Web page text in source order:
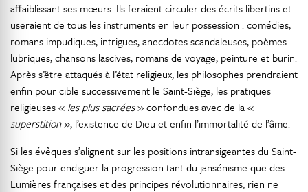
affaiblissant ses mœurs. Ils feraient circuler des écrits libertins et
useraient de tous les instruments en leur possession : comédies,
romans impudiques, intrigues, anecdotes scandaleuses, poèmes
lubriques, chansons lascives, romans de voyage, peinture et burin.
Après s’être attaqués à l’état religieux, les philosophes prendraient
enfin pour cible successivement le Saint-Siège, les pratiques
religieuses « les plus sacrées» confondues avec de la «
superstition», l’existence de Dieu et enfin l’immortalité de l’âme.
Si les évêques s’alignent sur les positions intransigeantes du Saint-
Siège pour endiguer la progression tant du jansénisme que des
Lumières françaises et des principes révolutionnaires, rien ne